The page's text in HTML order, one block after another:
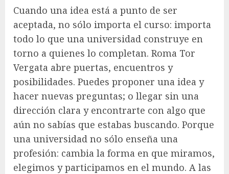
Cuando una idea está a punto de ser
aceptada, no sólo importa el curso: importa
todo lo que una universidad construye en
torno a quienes lo completan. Roma Tor
Vergata abre puertas, encuentros y
posibilidades. Puedes proponer una idea y
hacer nuevas preguntas; o llegar sin una
dirección clara y encontrarte con algo que
aún no sabías que estabas buscando. Porque
una universidad no sólo enseña una
profesión: cambia la forma en que miramos,
elegimos y participamos en el mundo. A las